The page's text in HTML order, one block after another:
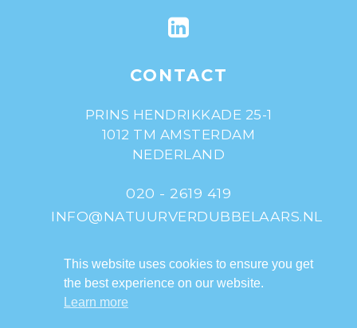
CONTACT
PRINS HENDRIKKADE 25-1
1012 TM AMSTERDAM
NEDERLAND
020 - 2619 419
INFO@NATUURVERDUBBELAARS.NL
© 2013-2020 De
Natuurverdubbelaars
This website uses cookies to ensure you get
the best experience on our website.
Learn more